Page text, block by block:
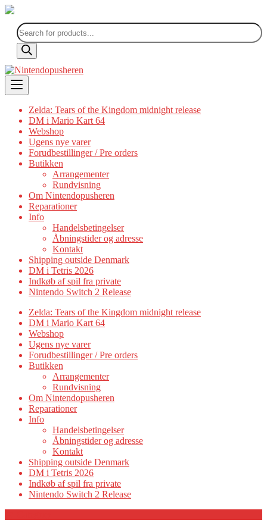
Products
search
Skip
to
content
Zelda: Tears of the Kingdom midnight release
DM i Mario Kart 64
Webshop
Ugens nye varer
Forudbestillinger / Pre orders
Butikken
Arrangementer
Rundvisning
Om Nintendopusheren
Reparationer
Info
Handelsbetingelser
Åbningstider og adresse
Kontakt
Shipping outside Denmark
DM i Tetris 2026
Indkøb af spil fra private
Nintendo Switch 2 Release
Zelda: Tears of the Kingdom midnight release
DM i Mario Kart 64
Webshop
Ugens nye varer
Forudbestillinger / Pre orders
Butikken
Arrangementer
Rundvisning
Om Nintendopusheren
Reparationer
Info
Handelsbetingelser
Åbningstider og adresse
Kontakt
Shipping outside Denmark
DM i Tetris 2026
Indkøb af spil fra private
Nintendo Switch 2 Release